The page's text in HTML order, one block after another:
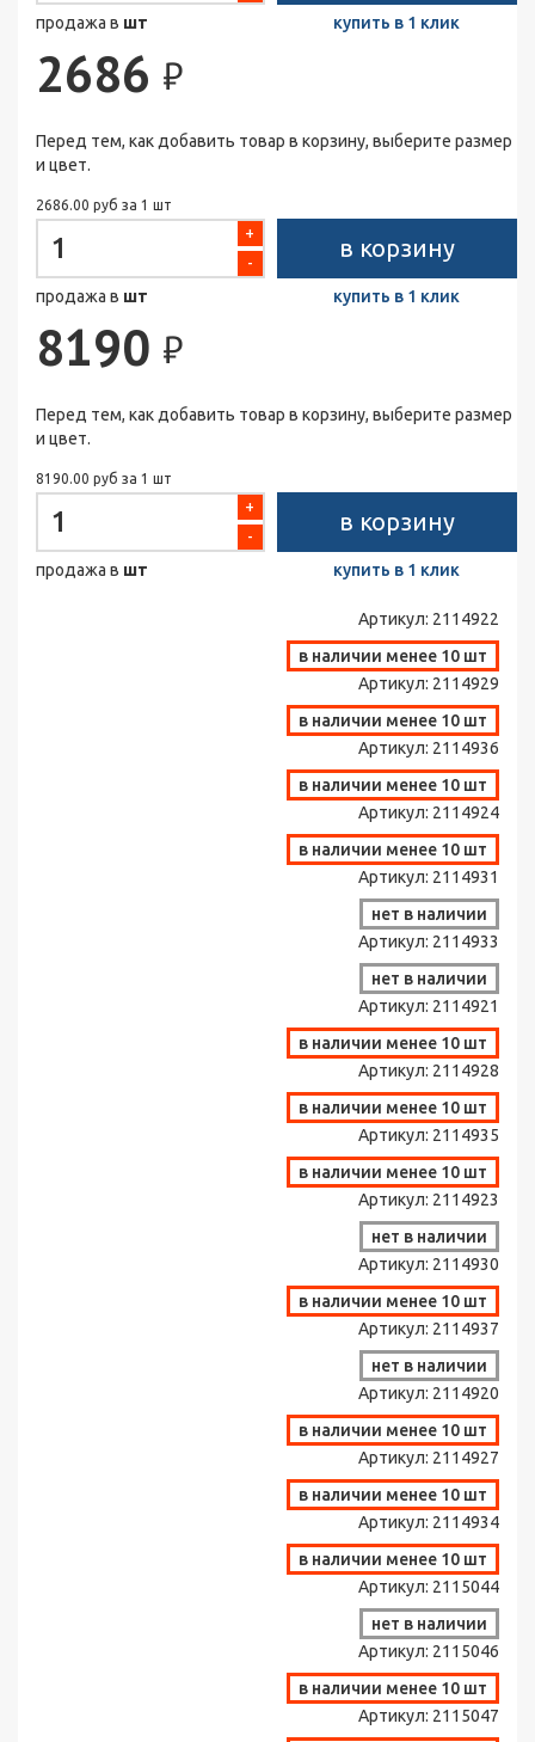
продажа в шт купить в 1 клик
2686 ₽
Перед тем, как добавить товар в корзину, выберите размер
и цвет.
2686.00 руб за 1 шт
-
+
продажа в шт
в корзину
купить в 1 клик
8190 ₽
Перед тем, как добавить товар в корзину, выберите размер
и цвет.
8190.00 руб за 1 шт
-
+
продажа в шт
в корзину
купить в 1 клик
Артикул: 2114922
в наличии менее 10 шт
Артикул: 2114929
в наличии менее 10 шт
Артикул: 2114936
в наличии менее 10 шт
Артикул: 2114924
в наличии менее 10 шт
Артикул: 2114931
нет в наличии
Артикул: 2114933
нет в наличии
Артикул: 2114921
в наличии менее 10 шт
Артикул: 2114928
в наличии менее 10 шт
Артикул: 2114935
в наличии менее 10 шт
Артикул: 2114923
нет в наличии
Артикул: 2114930
в наличии менее 10 шт
Артикул: 2114937
нет в наличии
Артикул: 2114920
в наличии менее 10 шт
Артикул: 2114927
в наличии менее 10 шт
Артикул: 2114934
в наличии менее 10 шт
Артикул: 2115044
нет в наличии
Артикул: 2115046
в наличии менее 10 шт
Артикул: 2115047